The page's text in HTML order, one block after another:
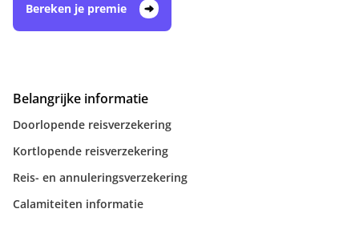
Bereken je premie
Belangrijke informatie
Doorlopende reisverzekering
Kortlopende reisverzekering
Reis- en annuleringsverzekering
Calamiteiten informatie